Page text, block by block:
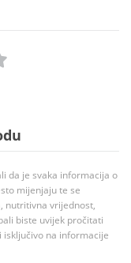
da je svaka informacija o
mijenjaju te se
nutritivna vrijednost,
biste uvijek pročitati
na informacije